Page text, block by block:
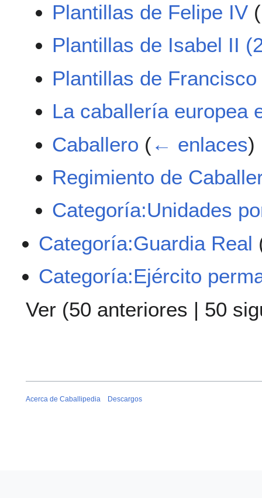
Plantillas de Felipe IV (
Plantillas de Isabel II
Plantillas de
La caballería europea
Caballero (← enlaces)
Regimiento de
Categoría:Unidades
Categoría:Guardia Real
Categoría:Ejército
Ver (50 anteriores | 50
Acerca de Caballipedia Descargos